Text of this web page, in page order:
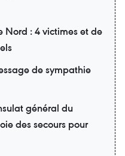
Nord : 4 victimes et de
de sympathie
général du
des secours pour